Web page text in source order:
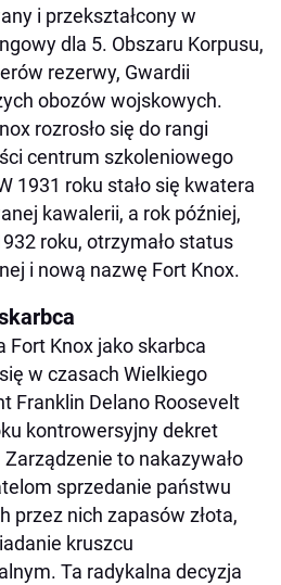
i przekształcony w
dla 5. Obszaru Korpusu,
rezerwy, Gwardii
obozów wojskowych.
rozrosło się do rangi
centrum szkoleniowego
1931 roku stało się kwatera
kawalerii, a rok później,
roku, otrzymało status
i nową nazwę Fort Knox.
Fort Knox jako skarbca
w czasach Wielkiego
Franklin Delano Roosevelt
kontrowersyjny dekret
to nakazywało
sprzedanie państwu
przez nich zapasów złota,
kruszcu
Ta radykalna decyzja